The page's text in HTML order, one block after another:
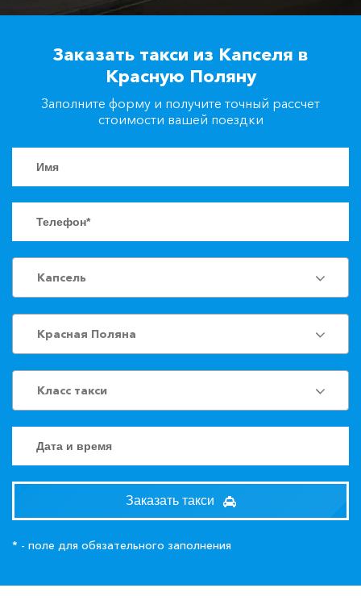
Заказать такси
Заказать такси из Капселя в
Красную Поляну
Заполните форму и получите точный рассчет
стоимости вашей поездки
Капсель
Красная Поляна
Класс такси
Заказать такси
* - поле для обязательного заполнения